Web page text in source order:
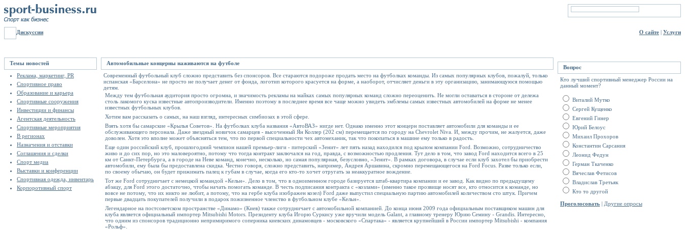
Дискуссии О сайте | Услуги
Темы новостей
Реклама, маркетинг, PR
Спортивное право
Образование и карьера
Спортивные сооружения
Инвестиции и финансы
Агентская деятельность
Спортивные мероприятия
В регионах
Назначения и отставки
Соглашения и сделки
Спорт медиа
Выставки и конференции
Спортивная одежда, инвентарь
Корпоротивный спорт
Автомобильные концерны наживаются на футболе
Современный футбольный клуб сложно представить без спонсоров. Все стараются подороже продать место на футболках команды. Из самых популярных клубов, пожалуй, только
испанская «Барселона» не просто не получает денег от фонда, логотип которого красуется на форме, а наоборот, отчисляет деньги в эту организацию, занимающуюся помощью
детям.
Между тем футбольная аудитория просто огромна, и значимость рекламы на майках самых популярных команд сложно переоценить. Не могли оставаться в стороне от дележа
столь лакомого куска известные автопроизводители. Именно поэтому в последнее время все чаще можно увидеть эмблемы самых известных автомобилей на форме не менее
известных футбольных клубов.
Хотим вам рассказать о самых, на наш взгляд, интересных симбиозах в этой сфере.
Взять хотя бы самарские «Крылья Советов». На футболках клуба названия «АвтоВАЗ» нигде нет. Однако именно этот концерн поставляет автомобили для команды и ее
обслуживающего персонала. Даже звездный новичок самарцев - высоченный Ян Коллер (202 см) перемещается по городу на Chevrolet Niva. И, между прочим, не жалуется, даже
доволен. Хотя это вполне может объясняться тем, что по первой специальности чех автомеханик, так что покопаться в машине ему только в радость.
Еще один российский клуб, прошлогодний чемпион нашей премьер-лиги - питерский «Зенит» лет пять назад находился под крылом компании Ford. Возможно, сотрудничество
живо и до сих пор, но это маловероятно, потому что тогда контракт заключался на год, правда, с возможностью продления. Тут дело в том, что завод Ford находится всего в 25
км от Санкт-Петербурга, а в городе на Неве команд, конечно, несколько, но самая популярная, безусловно, «Зенит». В рамках договора, в случае если клуб захотел бы приобрести
автомобили, ему была бы предоставлена скидка. Честно говоря, сложно представить, например, Андрея Аршавина, скромно перемещающегося на Ford Focus. Разве только если,
по своему обычаю, он будет прижимать палец к губам в случае, когда его кто-то хочет отругать за неаккуратное вождение.
Тот же Ford сотрудничает с немецкой командой «Кельн». Дело в том, что в одноименном городе базируется штаб-квартира компании и ее завод. Как видно по предыдущему
абзацу, для Ford этого достаточно, чтобы начать помогать команде. В честь подписания контракта с «козлами» (именно такое прозвище носят все, кто относится к команде, но
вовсе не потому, что их никто не любит, а потому, что на гербе клуба изображен козел) Ford даже выпустил специальную партию автомобилей количеством сто штук. Причем
первые двадцать покупателей получили в подарок пожизненное членство в футбольном клубе «Кельн».
Легендарное на постсоветском пространстве «Динамо» (Киев) также сотрудничает с автомобильной компанией. До конца июня 2009 года официальным поставщиком машин для
клуба является официальный импортер Mitsubishi Motors. Президенту клуба Игорю Суркису уже вручили модель Galant, а главному тренеру Юрию Семину - Grandis. Интересно,
что одним из спонсоров традиционно непримиримого соперника киевских динамовцев - московского «Спартака» - является крупнейший в России импортер Mitsubishi - компания
«Рольф».
Вопрос
Кто лучший спортивный менеджер России на
данный момент?
Виталий Мутко
Сергей Кущенко
Евгений Гинер
Юрий Белоус
Михаил Прохоров
Константин Сарсания
Леонид Федун
Герман Ткаченко
Вячеслав Фетисов
Владислав Третьяк
Кто то другой
Проголосовать | Другие опросы